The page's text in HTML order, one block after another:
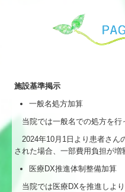
施設基準掲示
一般名処方加算
当院では一般名での処方を行
2024年10月 1 日より患者さん
された場合、一部費用負担が増
医療DX推進体制整備加算
当院では医療DXを推進しよ